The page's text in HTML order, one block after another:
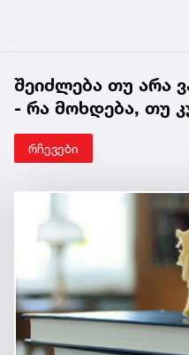
შეიძლება თუ არა
- რა მოხდება, თუ
რჩევები